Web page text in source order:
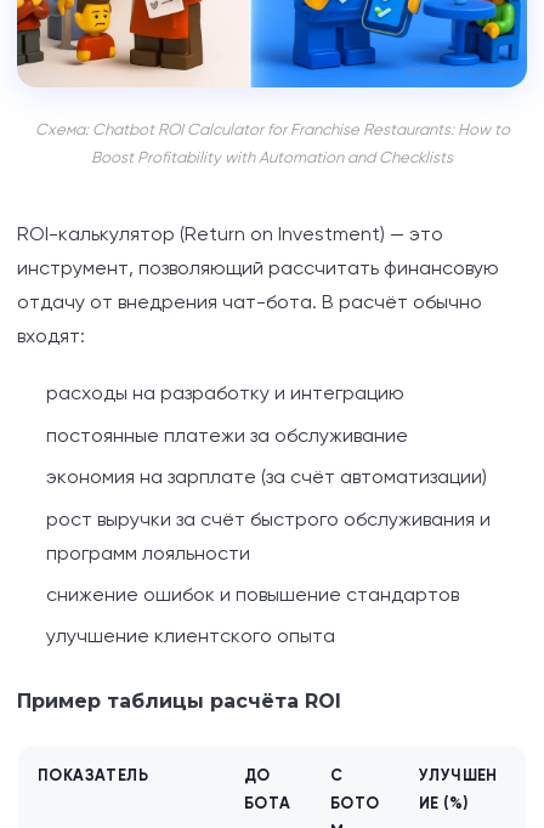
Схема: Chatbot ROI Calculator for Franchise Restaurants: How to
Boost Profitability with Automation and Checklists
ROI-калькулятор (Return on Investment) — это
инструмент, позволяющий рассчитать финансовую
отдачу от внедрения чат-бота. В расчёт обычно
входят:
расходы на разработку и интеграцию
постоянные платежи за обслуживание
экономия на зарплате (за счёт автоматизации)
рост выручки за счёт быстрого обслуживания и
программ лояльности
снижение ошибок и повышение стандартов
улучшение клиентского опыта
Пример таблицы расчёта ROI
ПОКАЗАТЕЛЬ
ДО
БОТА
С
БОТО
УЛУЧШЕН
ИЕ (%)